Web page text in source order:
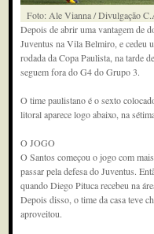
Foto: Ale Vianna / Divulgação
Depois de abrir uma vantagem de
Juventus na Vila Belmiro, e cedeu
rodada da Copa Paulista, na tarde
seguem fora do G4 do Grupo 3.
O time paulistano é o sexto
litoral aparece logo abaixo, na
O JOGO
O Santos começou o jogo com
passar pela defesa do Juventus.
quando Diego Pituca recebeu na
Depois disso, o time da casa teve
aproveitou.